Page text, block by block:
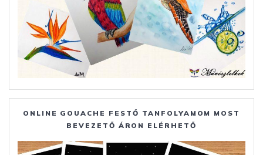
ONLINE GOUACHE FESTŐ TANFOLYAMOM MOST
BEVEZETŐ ÁRON ELÉRHETŐ